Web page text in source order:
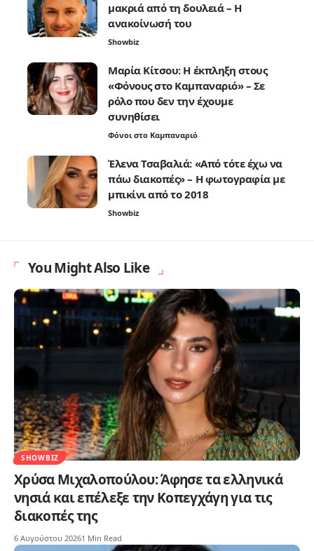
μακριά από τη δουλειά – Η
ανακοίνωσή του
Showbiz
Μαρία Κίτσου: Η έκπληξη στους
«Φόνους στο Καμπαναριό» – Σε
ρόλο που δεν την έχουμε
συνηθίσει
Φόνοι στο Καμπαναριό
Έλενα Τσαβαλιά: «Από τότε έχω να
πάω διακοπές» – Η φωτογραφία με
μπικίνι από το 2018
Showbiz
You Might Also Like
SHOWBIZ
Χρύσα Μιχαλοπούλου: Άφησε τα ελληνικά
νησιά και επέλεξε την Κοπεγχάγη για τις
διακοπές της
6 Αυγούστου 20261 Min Read